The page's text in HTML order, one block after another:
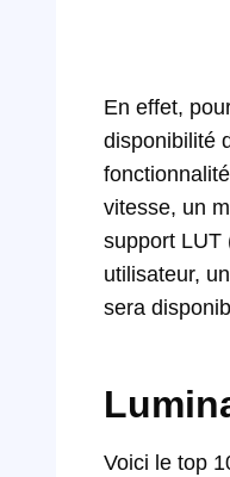
En effet,
disponibilité
vitesse, un
support LUT
utilisateur,
sera
Voici le top